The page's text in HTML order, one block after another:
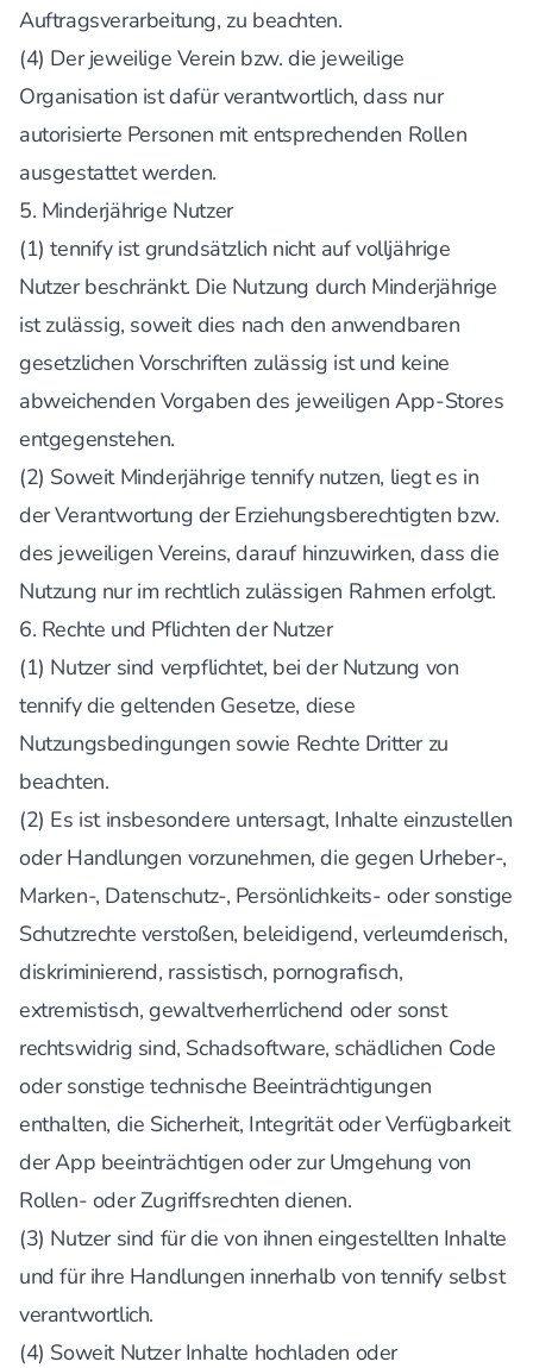
Auftragsverarbeitung, zu beachten.
(4) Der jeweilige Verein bzw. die jeweilige
Organisation ist dafür verantwortlich, dass nur
autorisierte Personen mit entsprechenden Rollen
ausgestattet werden.
5. Minderjährige Nutzer
(1) tennify ist grundsätzlich nicht auf volljährige
Nutzer beschränkt. Die Nutzung durch Minderjährige
ist zulässig, soweit dies nach den anwendbaren
gesetzlichen Vorschriften zulässig ist und keine
abweichenden Vorgaben des jeweiligen App-Stores
entgegenstehen.
(2) Soweit Minderjährige tennify nutzen, liegt es in
der Verantwortung der Erziehungsberechtigten bzw.
des jeweiligen Vereins, darauf hinzuwirken, dass die
Nutzung nur im rechtlich zulässigen Rahmen erfolgt.
6. Rechte und Pflichten der Nutzer
(1) Nutzer sind verpflichtet, bei der Nutzung von
tennify die geltenden Gesetze, diese
Nutzungsbedingungen sowie Rechte Dritter zu
beachten.
(2) Es ist insbesondere untersagt, Inhalte einzustellen
oder Handlungen vorzunehmen, die gegen Urheber-,
Marken-, Datenschutz-, Persönlichkeits- oder sonstige
Schutzrechte verstoßen, beleidigend, verleumderisch,
diskriminierend, rassistisch, pornografisch,
extremistisch, gewaltverherrlichend oder sonst
rechtswidrig sind, Schadsoftware, schädlichen Code
oder sonstige technische Beeinträchtigungen
enthalten, die Sicherheit, Integrität oder Verfügbarkeit
der App beeinträchtigen oder zur Umgehung von
Rollen- oder Zugriffsrechten dienen.
(3) Nutzer sind für die von ihnen eingestellten Inhalte
und für ihre Handlungen innerhalb von tennify selbst
verantwortlich.
(4) Soweit Nutzer Inhalte hochladen oder